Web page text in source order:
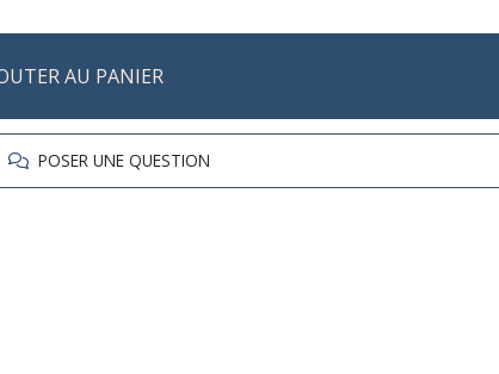
AU PANIER
POSER UNE QUESTION